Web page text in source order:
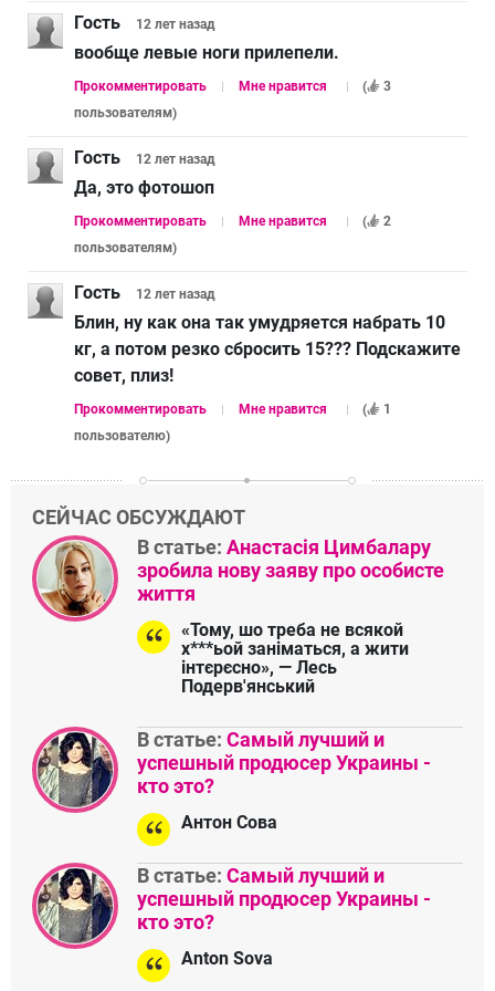
Гость 12 лет назад
вообще левые ноги прилепели.
Прокомментировать Мне нравится (
3
пользователям)
Гость 12 лет назад
Да, это фотошоп
Прокомментировать Мне нравится (
2
пользователям)
Гость 12 лет назад
Блин, ну как она так умудряется набрать 10
кг, а потом резко сбросить 15??? Подскажите
совет, плиз!
Прокомментировать Мне нравится (
1
пользователю)
СЕЙЧАС ОБСУЖДАЮТ
В статье: Анастасія Цимбалару
зробила нову заяву про особисте
життя
«Тому, шо треба не всякой
х***ьой заніматься, а жити
інтєрєсно», — Лесь
Подерв'янський
В статье: Самый лучший и
успешный продюсер Украины -
кто это?
Антон Сова
В статье: Самый лучший и
успешный продюсер Украины -
кто это?
Anton Sova